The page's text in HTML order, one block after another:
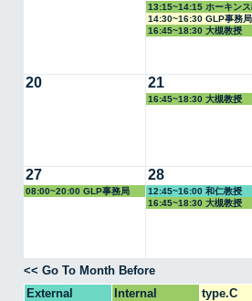
13:15~14:15 ホーキン
授
14:30~16:30 GLP事務局
16:45~18:30 大槻教授
20 21
16:45~18:30 大槻教授
27
08:00~20:00 GLP事務局
28
12:45~16:00 和仁教授
16:45~18:30 大槻教授
<< Go To Month Before
External
Internal type.C